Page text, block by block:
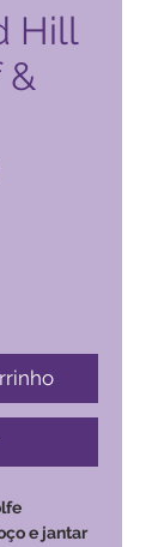
Hill
&
e jantar